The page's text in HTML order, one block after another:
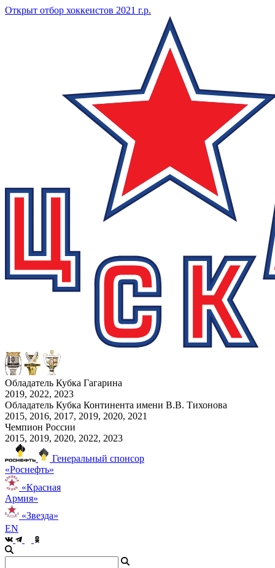
Открыт отбор хоккеистов 2021 г.р.
Обладатель Кубка Гагарина
2019, 2022, 2023
Обладатель Кубка Континента имени В.В. Тихонова
2015, 2016, 2017, 2019, 2020, 2021
Чемпион России
2015, 2019, 2020, 2022, 2023
Генеральный спонсор
«Роснефть»
«Красная
Армия»
«Звезда»
EN